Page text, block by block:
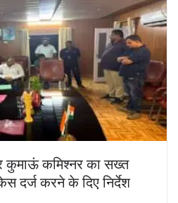
कुमाऊं कमिश्नर का सख्त
दर्ज करने के दिए निर्देश